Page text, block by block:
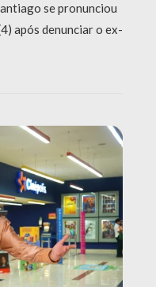
se pronunciou
após denunciar o ex-